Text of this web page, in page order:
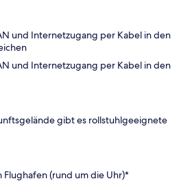
und Internetzugang per Kabel in den
und Internetzugang per Kabel in den
gibt es rollstuhlgeeignete
Flughafen (rund um die Uhr)*